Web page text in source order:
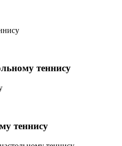
теннису
теннису